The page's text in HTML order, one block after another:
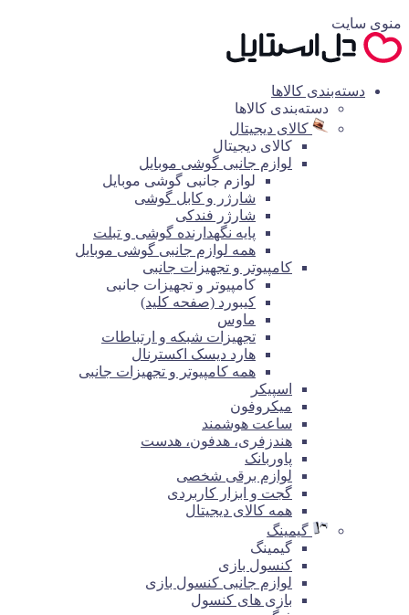
منوی سایت
دسته‌بندی کالاها
دسته‌بندی کالاها
کالای دیجیتال
کالای دیجیتال
لوازم جانبی گوشی موبایل
لوازم جانبی گوشی موبایل
شارژر و کابل گوشی
شارژر فندکی
پایه نگهدارنده گوشی و تبلت
همه لوازم جانبی گوشی موبایل
کامپیوتر و تجهیزات جانبی
کامپیوتر و تجهیزات جانبی
کیبورد (صفحه کلید)
ماوس
تجهیزات شبکه و ارتباطات
هارد دیسک اکسترنال
همه کامپیوتر و تجهیزات جانبی
اسپیکر
میکروفون
ساعت هوشمند
هندزفری، هدفون، هدست
پاوربانک
لوازم برقی شخصی
گجت و ابزار کاربردی
همه کالای دیجیتال
گیمینگ
گیمینگ
کنسول بازی
لوازم جانبی کنسول بازی
بازی های کنسول